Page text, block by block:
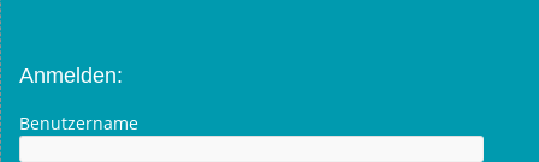
Anmelden:
Benutzername